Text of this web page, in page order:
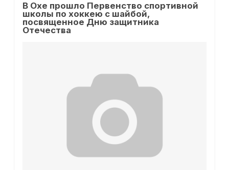
В Охе прошло Первенство спортивной
школы по хоккею с шайбой,
посвященное Дню защитника
Отечества